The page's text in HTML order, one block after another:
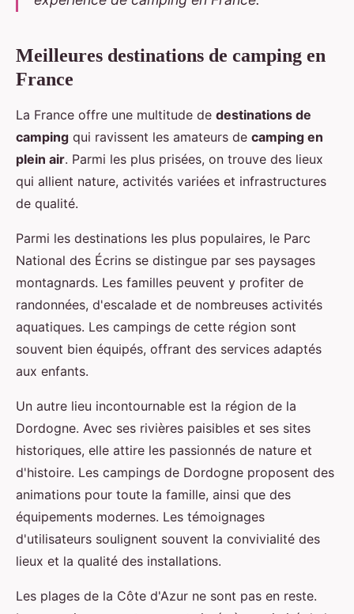
Meilleures destinations de camping en
France
La France offre une multitude de destinations de
camping qui ravissent les amateurs de camping en
plein air. Parmi les plus prisées, on trouve des lieux
qui allient nature, activités variées et infrastructures
de qualité.
Parmi les destinations les plus populaires, le Parc
National des Écrins se distingue par ses paysages
montagnards. Les familles peuvent y profiter de
randonnées, d'escalade et de nombreuses activités
aquatiques. Les campings de cette région sont
souvent bien équipés, offrant des services adaptés
aux enfants.
Un autre lieu incontournable est la région de la
Dordogne. Avec ses rivières paisibles et ses sites
historiques, elle attire les passionnés de nature et
d'histoire. Les campings de Dordogne proposent des
animations pour toute la famille, ainsi que des
équipements modernes. Les témoignages
d'utilisateurs soulignent souvent la convivialité des
lieux et la qualité des installations.
Les plages de la Côte d'Azur ne sont pas en reste.